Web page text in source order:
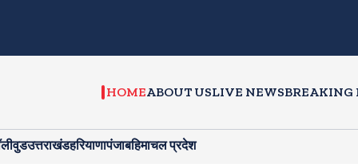
HOMEABOUT USLIVE NEWSBREAKING
उत्तराखंडहरियाणापंजाबहिमाचल प्रदेश